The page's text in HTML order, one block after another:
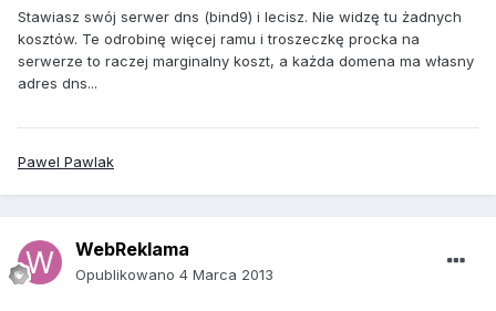
Stawiasz swój serwer dns (bind9) i lecisz. Nie widzę tu żadnych
kosztów. Te odrobinę więcej ramu i troszeczkę procka na
serwerze to raczej marginalny koszt, a każda domena ma własny
adres dns...
Pawel Pawlak
WebReklama
Opublikowano 4 Marca 2013